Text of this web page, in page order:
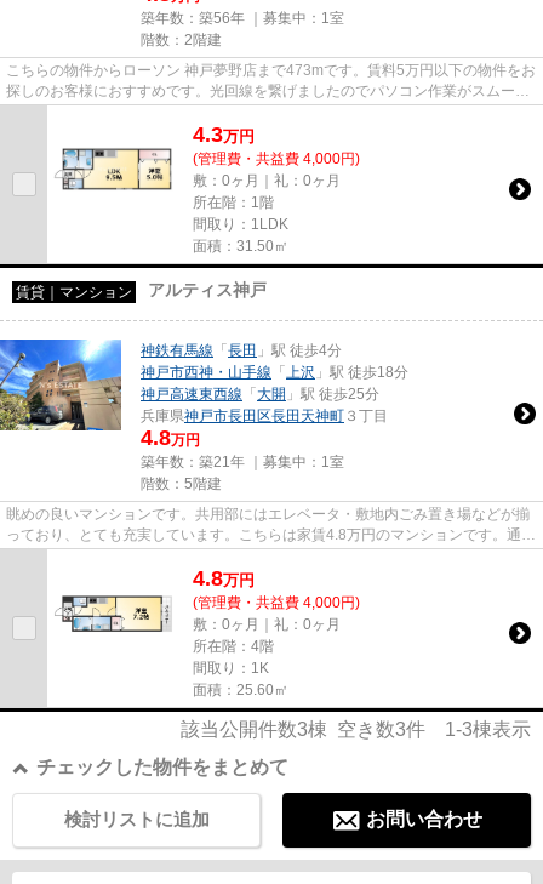
築年数：築56年 ｜募集中： 1室
階数：2階建
こちらの物件からローソン 神戸夢野店まで473mです。賃料5万円以下の物件をお
探しのお客様におすすめです。光回線を繋げましたのでパソコン作業がスムーズ
4.3万円
(管理費・共益費 4,000円)
敷：0ヶ月｜礼：0ヶ月
所在階：1階
間取り：1LDK
面積：31.50㎡
賃貸｜マンション アルティス神戸
神鉄有馬線 「 長田 」駅 徒歩4分
神戸市西神・山手線 「 上沢 」駅 徒歩18分
神戸高速東西線 「 大開 」駅 徒歩25分
兵庫県神戸市長田区長田天神町 ３丁目
4.8万円
築年数：築21年 ｜募集中： 1室
階数：5階建
眺めの良いマンションです。共用部にはエレベータ・敷地内ごみ置き場などが揃
っており、とても充実しています。こちらは家賃4.8万円のマンションです。通信
4.8万円
(管理費・共益費 4,000円)
敷：0ヶ月｜礼：0ヶ月
所在階：4階
間取り：1K
面積：25.60㎡
該当公開件数3棟 空き数3件 1-3棟表示
チェックした物件をまとめて
お問い合わせ
検討リストに追加